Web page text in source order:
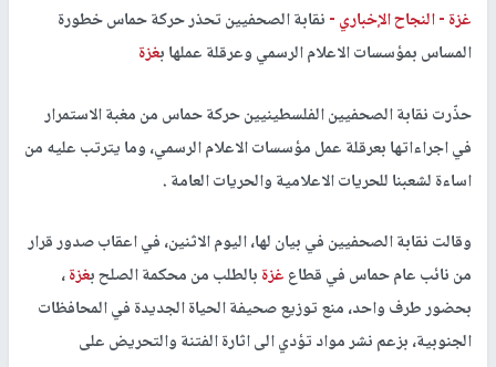
الحياة الجديدة
غزة - النجاح الإخباري -نقابة الصحفيين تحذر حركة حماس خطورة